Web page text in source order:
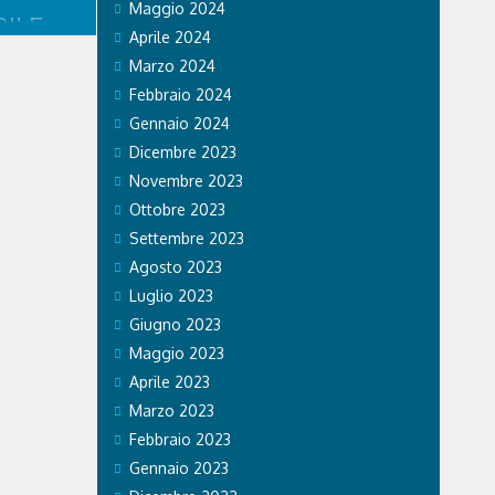
Maggio 2024
Aprile 2024
Marzo 2024
Febbraio 2024
Gennaio 2024
Dicembre 2023
Novembre 2023
Ottobre 2023
Settembre 2023
Agosto 2023
Luglio 2023
Giugno 2023
Maggio 2023
Aprile 2023
Marzo 2023
Febbraio 2023
Gennaio 2023